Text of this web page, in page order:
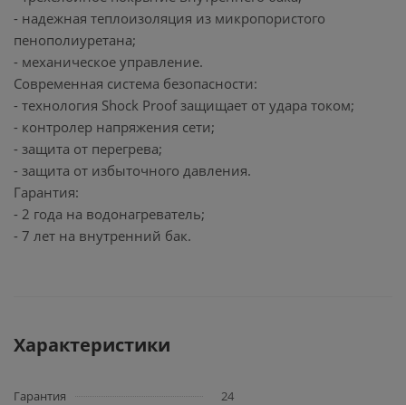
- надежная теплоизоляция из микропористого
пенополиуретана;
- механическое управление.
Современная система безопасности:
- технология Shock Proof защищает от удара током;
- контролер напряжения сети;
- защита от перегрева;
- защита от избыточного давления.
Гарантия:
- 2 года на водонагреватель;
- 7 лет на внутренний бак.
Характеристики
Гарантия
24